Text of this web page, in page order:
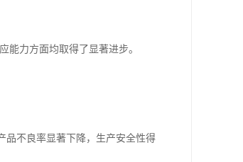
能力方面均取得了显著进步。
品不良率显著下降，生产安全性得